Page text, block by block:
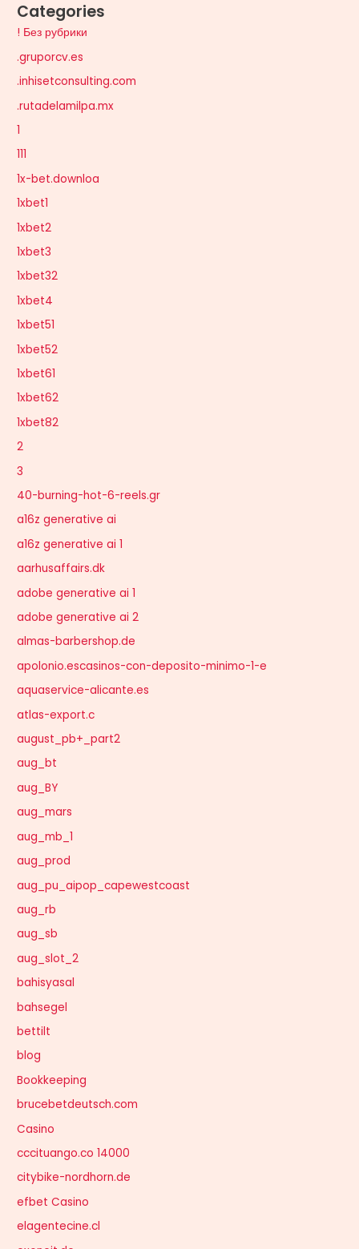
Categories
! Без рубрики
.gruporcv.es
.inhisetconsulting.com
.rutadelamilpa.mx
1
111
1x-bet.downloa
1xbet1
1xbet2
1xbet3
1xbet32
1xbet4
1xbet51
1xbet52
1xbet61
1xbet62
1xbet82
2
3
40-burning-hot-6-reels.gr
a16z generative ai
a16z generative ai 1
aarhusaffairs.dk
adobe generative ai 1
adobe generative ai 2
almas-barbershop.de
apolonio.escasinos-con-deposito-minimo-1-e
aquaservice-alicante.es
atlas-export.c
august_pb+_part2
aug_bt
aug_BY
aug_mars
aug_mb_1
aug_prod
aug_pu_aipop_capewestcoast
aug_rb
aug_sb
aug_slot_2
bahisyasal
bahsegel
bettilt
blog
Bookkeeping
brucebetdeutsch.com
Casino
cccituango.co 14000
citybike-nordhorn.de
efbet Casino
elagentecine.cl